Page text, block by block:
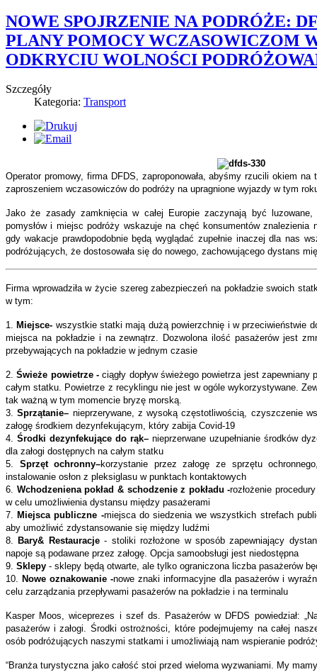
NOWE SPOJRZENIE NA PODRÓŻE:
PLANY POMOCY WCZASOWICZOM
ODKRYCIU WOLNOŚCI
Szczegóły
Kategoria: Transport
Operator promowy, firma DFDS, zaproponowała, abyśmy rzucili okiem na
zaproszeniem wczasowiczów do podróży na upragnione wyjazdy w tym
Jako że zasady zamknięcia w całej Europie zaczynają być luzowane,
pomysłów i miejsc podróży wskazuje na chęć konsumentów znalezienia
gdy wakacje prawdopodobnie będą wyglądać zupełnie inaczej dla nas
podróżujących, że dostosowała się do nowego, zachowującego dystans
Firma wprowadziła w życie szereg zabezpieczeń na pokładzie swoich
w tym:
1. Miejsce- wszystkie statki mają dużą powierzchnię i w przeciwieństwie
miejsca na pokładzie i na zewnątrz. Dozwolona ilość pasażerów jest
przebywających na pokładzie w jednym czasie
2.Świeże powietrze -ciągły dopływ świeżego powietrza jest
całym statku. Powietrze z recyklingu nie jest w ogóle wykorzystywane.
tak ważną w tym momencie bryzę morską.
3.Sprzątanie– nieprzerywane, z wysoką częstotliwością, czyszczenie
załogę środkiem dezynfekującym, który zabija Covid-19
4.Środki dezynfekujące do rąk– nieprzerwane uzupełnianie środków
dla załogi dostępnych na całym statku
5. Sprzęt ochronny–korzystanie przez załogę ze sprzętu
instalowanie osłon z pleksiglasu w punktach kontaktowych
6. Wchodzeniena pokład & schodzenie z pokładu -rozłożenie
w celu umożliwienia dystansu między pasażerami
7. Miejsca publiczne -miejsca do siedzenia we wszystkich strefach
aby umożliwić zdystansowanie się między ludźmi
8. Bary& Restauracje- stoliki rozłożone w sposób zapewniający
napoje są podawane przez załogę. Opcja samoobsługi jest niedostępna
9. Sklepy - sklepy będą otwarte, ale tylko ograniczona liczba pasażerów
10. Nowe oznakowanie -nowe znaki informacyjne dla pasażerów i
celu zarządzania przepływami pasażerów na pokładzie i na terminalu
Kasper Moos, wiceprezes i szef ds. Pasażerów w DFDS powiedział:
pasażerów i załogi. Środki ostrożności, które podejmujemy na całej
osób podróżujących naszymi statkami i umożliwiają nam wspieranie
“Branża turystyczna jako całość stoi przed wieloma wyzwaniami. My